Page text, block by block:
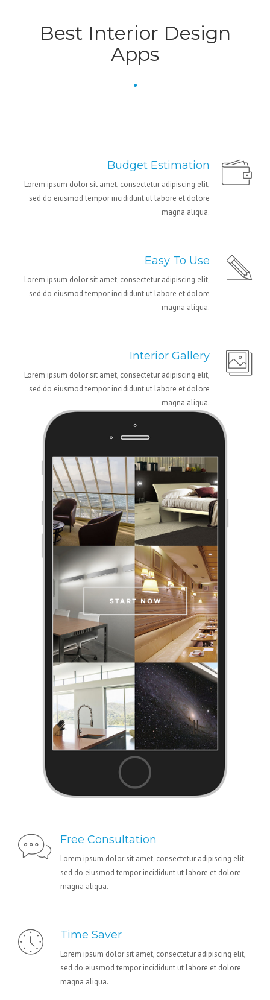
Best Interior Design
Apps
Budget Estimation
Lorem ipsum dolor sit amet, consectetur adipiscing elit,
sed do eiusmod tempor incididunt ut labore et dolore
magna aliqua.
Easy To Use
Lorem ipsum dolor sit amet, consectetur adipiscing elit,
sed do eiusmod tempor incididunt ut labore et dolore
magna aliqua.
Interior Gallery
Lorem ipsum dolor sit amet, consectetur adipiscing elit,
sed do eiusmod tempor incididunt ut labore et dolore
magna aliqua.
Free Consultation
Lorem ipsum dolor sit amet, consectetur adipiscing elit,
sed do eiusmod tempor incididunt ut labore et dolore
magna aliqua.
Time Saver
Lorem ipsum dolor sit amet, consectetur adipiscing elit,
sed do eiusmod tempor incididunt ut labore et dolore
magna aliqua.